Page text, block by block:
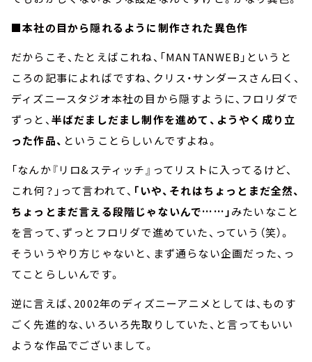
■本社の目から隠れるように制作された異色作
だからこそ、たとえばこれね、「MANTANWEB」というと
ころの記事によればですね、クリス・サンダースさん曰く、
ディズニースタジオ本社の目から隠すように、フロリダで
ずっと、半ばだましだまし制作を進めて、ようやく成り立
った作品、 ということらしいんですよね。
「なんか『リロ&スティッチ』ってリストに入ってるけど、
これ何？」って言われて、 「いや、それはちょっとまだ全然、
ちょっとまだ言える段階じゃないんで……」みたいなこと
を言って、ずっとフロリダで進めていた、っていう（笑）。
そういうやり方じゃないと、まず通らない企画だった、っ
てことらしいんです。
逆に言えば、2002年のディズニーアニメとしては、ものす
ごく先進的な、いろいろ先取りしていた、と言ってもいい
ような作品でございまして。